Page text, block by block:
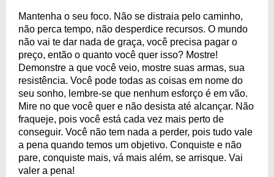
Mantenha o seu foco. Não se distraia pelo caminho,
não perca tempo, não desperdice recursos. O mundo
não vai te dar nada de graça, você precisa pagar o
preço, então o quanto você quer isso? Mostre!
Demonstre a que você veio, mostre suas armas, sua
resistência. Você pode todas as coisas em nome do
seu sonho, lembre-se que nenhum esforço é em vão.
Mire no que você quer e não desista até alcançar. Não
fraqueje, pois você está cada vez mais perto de
conseguir. Você não tem nada a perder, pois tudo vale
a pena quando temos um objetivo. Conquiste e não
pare, conquiste mais, vá mais além, se arrisque. Vai
valer a pena!